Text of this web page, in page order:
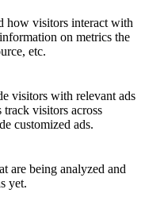
how visitors interact with
on metrics the
etc.
visitors with relevant ads
track visitors across
customized ads.
are being analyzed and
yet.